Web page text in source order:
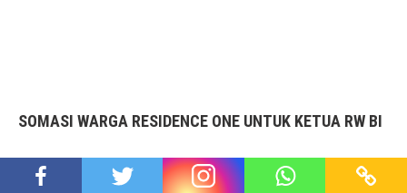
SOMASI WARGA RESIDENCE ONE UNTUK KETUA RW BI